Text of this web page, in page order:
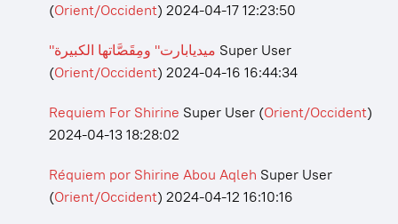
(Orient/Occident) 2024-04-17 12:23:50
"ميديابارت" ومِقَصَّاتها الكبيرة Super User
(Orient/Occident) 2024-04-16 16:44:34
Requiem For Shirine Super User (Orient/Occident)
2024-04-13 18:28:02
Réquiem por Shirine Abou Aqleh Super User
(Orient/Occident) 2024-04-12 16:10:16